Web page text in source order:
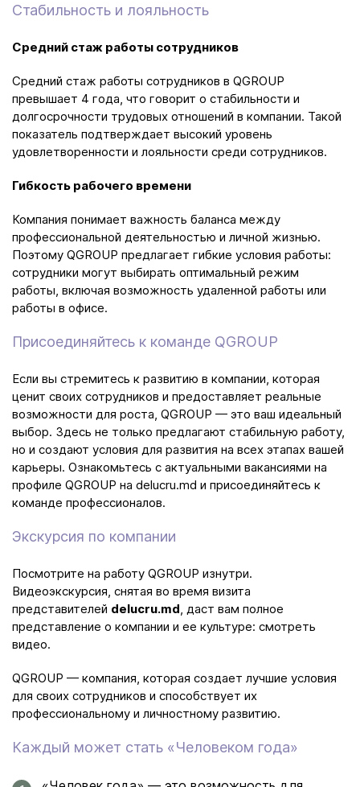
Стабильность и лояльность
Средний стаж работы сотрудников
Средний стаж работы сотрудников в QGROUP
превышает 4 года, что говорит о стабильности и
долгосрочности трудовых отношений в компании. Такой
показатель подтверждает высокий уровень
удовлетворенности и лояльности среди сотрудников.
Гибкость рабочего времени
Компания понимает важность баланса между
профессиональной деятельностью и личной жизнью.
Поэтому QGROUP предлагает гибкие условия работы:
сотрудники могут выбирать оптимальный режим
работы, включая возможность удаленной работы или
работы в офисе.
Присоединяйтесь к команде QGROUP
Если вы стремитесь к развитию в компании, которая
ценит своих сотрудников и предоставляет реальные
возможности для роста, QGROUP — это ваш идеальный
выбор. Здесь не только предлагают стабильную работу,
но и создают условия для развития на всех этапах вашей
карьеры. Ознакомьтесь с актуальными вакансиями на
профиле QGROUP на delucru.md и присоединяйтесь к
команде профессионалов.
Экскурсия по компании
Посмотрите на работу QGROUP изнутри.
Видеоэкскурсия, снятая во время визита
представителей delucru.md , даст вам полное
представление о компании и ее культуре: смотреть
видео.
QGROUP — компания, которая создает лучшие условия
для своих сотрудников и способствует их
профессиональному и личностному развитию.
Каждый может стать «Человеком года»